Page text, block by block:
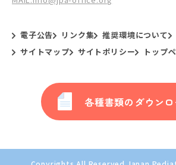
電子公告 リンク集 推奨環境について
サイトマップ
サイトポリシー トップ
各種書類のダウン